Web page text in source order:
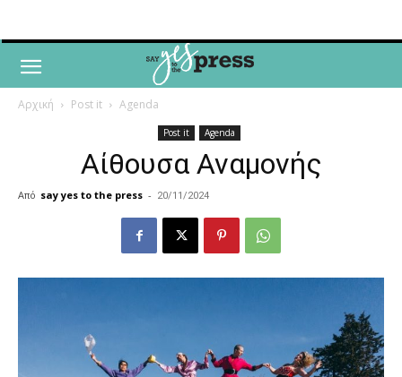
Αρχική Post it Agenda
Post it Agenda
Αίθουσα Αναμονής
Από say yes to the press - 20/11/2024